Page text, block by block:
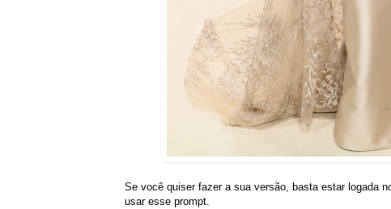
Se você quiser fazer a sua versão, basta estar logada
usar esse prompt.